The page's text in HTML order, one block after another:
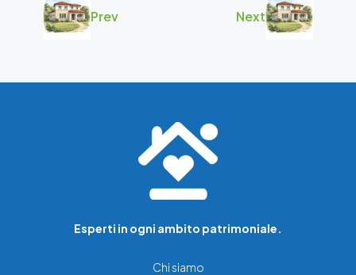
Prev Next
Esperti in ogni ambito patrimoniale.
Chi siamo